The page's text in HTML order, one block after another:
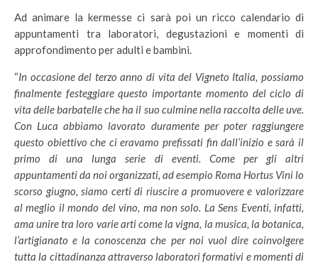
Ad animare la kermesse ci sarà poi un ricco calendario di
appuntamenti tra laboratori, degustazioni e momenti di
approfondimento per adulti e bambini.
“In occasione del terzo anno di vita del Vigneto Italia, possiamo
finalmente festeggiare questo importante momento del ciclo di
vita delle barbatelle che ha il suo culmine nella raccolta delle uve.
Con Luca abbiamo lavorato duramente per poter raggiungere
questo obiettivo che ci eravamo prefissati fin dall’inizio e sarà il
primo di una lunga serie di eventi. Come per gli altri
appuntamenti da noi organizzati, ad esempio Roma Hortus Vini lo
scorso giugno, siamo certi di riuscire a promuovere e valorizzare
al meglio il mondo del vino, ma non solo. La Sens Eventi, infatti,
ama unire tra loro varie arti come la vigna, la musica, la botanica,
l’artigianato e la conoscenza che per noi vuol dire coinvolgere
tutta la cittadinanza attraverso laboratori formativi e momenti di